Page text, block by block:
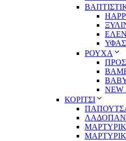
ΡΟΥΧΑ
NEW
ΚΟΡΙΤΣΙ